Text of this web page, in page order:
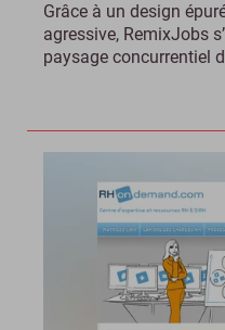
Grâce à un design
agressive, RemixJobs
paysage concurrentiel